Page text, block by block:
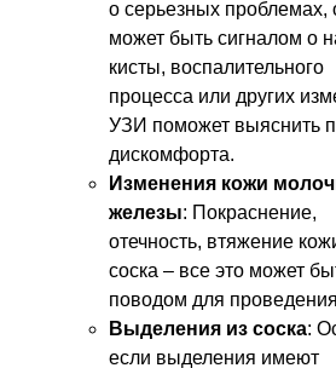
о серьезных проблемах,
может быть сигналом о
кисты, воспалительного
процесса или других
УЗИ поможет выяснить
дискомфорта.
Изменения кожи
железы: Покраснение,
отечность, втяжение
соска – все это может
поводом для
Выделения из соска:
если выделения имеют